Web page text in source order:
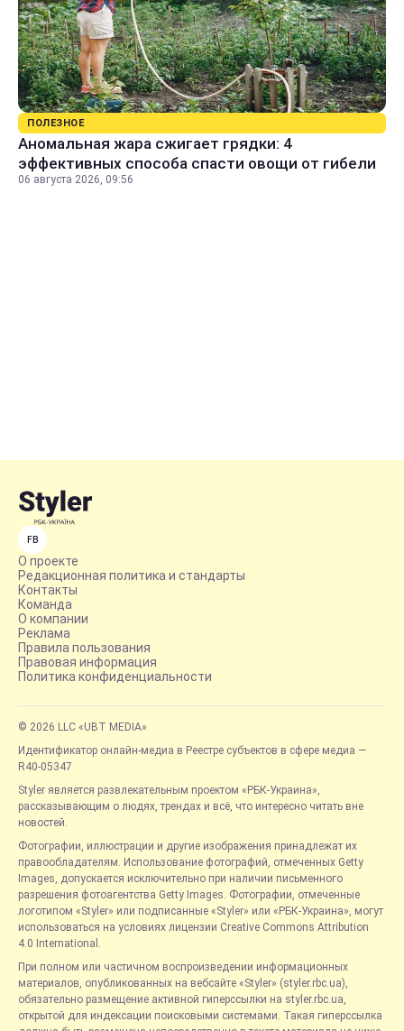
ПОЛЕЗНОЕ
Аномальная жара сжигает грядки: 4
эффективных способа спасти овощи от гибели
06 августа 2026, 09:56
FB
О проекте
Редакционная политика и стандарты
Контакты
Команда
О компании
Реклама
Правила пользования
Правовая информация
Политика конфиденциальности
© 2026 LLC «UBT MEDIA»
Идентификатор онлайн-медиа в Реестре субъектов в сфере медиа —
R40-05347
Styler является развлекательным проектом «РБК-Украина»,
рассказывающим о людях, трендах и всё, что интересно читать вне
новостей.
Фотографии, иллюстрации и другие изображения принадлежат их
правообладателям. Использование фотографий, отмеченных Getty
Images, допускается исключительно при наличии письменного
разрешения фотоагентства Getty Images. Фотографии, отмеченные
логотипом «Styler» или подписанные «Styler» или «РБК-Украина», могут
использоваться на условиях лицензии Creative Commons Attribution
4.0 International.
При полном или частичном воспроизведении информационных
материалов, опубликованных на вебсайте «Styler» (styler.rbc.ua),
обязательно размещение активной гиперссылки на styler.rbc.ua,
открытой для индексации поисковыми системами. Такая гиперссылка